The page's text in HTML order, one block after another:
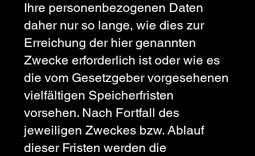
Ihre personenbezogenen Daten
daher nur so lange, wie dies zur
Erreichung der hier genannten
Zwecke erforderlich ist oder wie es
die vom Gesetzgeber vorgesehenen
vielfältigen Speicherfristen
vorsehen. Nach Fortfall des
jeweiligen Zweckes bzw. Ablauf
dieser Fristen werden die